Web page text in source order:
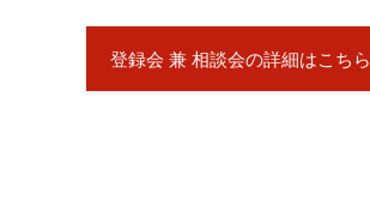
登録会 兼 相談会の詳細はこちら